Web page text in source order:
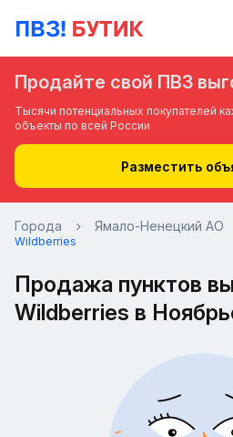
Продайте свой ПВЗ
Тысячи потенциальных покупателей
объекты по всей России
Разместить
Города Ямало-Ненецкий АО
Wildberries
Продажа пунктов
Wildberries в